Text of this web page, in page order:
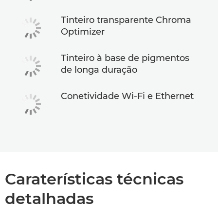
Tinteiro transparente Chroma
Optimizer
Tinteiro à base de pigmentos
de longa duração
Conetividade Wi-Fi e Ethernet
Caraterísticas técnicas
detalhadas